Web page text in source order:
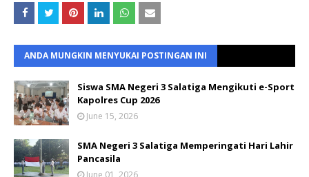
ANDA MUNGKIN MENYUKAI POSTINGAN INI
Siswa SMA Negeri 3 Salatiga Mengikuti e-Sport
Kapolres Cup 2026
June 15, 2026
SMA Negeri 3 Salatiga Memperingati Hari Lahir
Pancasila